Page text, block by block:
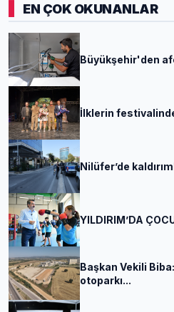
EN ÇOK OKUNANLAR
Büyükşehir'den
İlklerin
Nilüfer’de
YILDIRIM’DA
Başkan Vekili
otoparkı...